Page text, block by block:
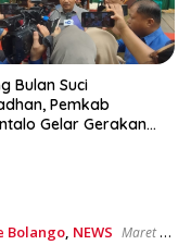
Bulan Suci
Pemkab
Gelar Gerakan
Bolango, NEWS Maret 5,